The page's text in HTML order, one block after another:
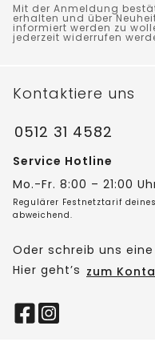
Mit der Anmeldung
erhalten und über
informiert werden zu
jederzeit widerrufen
Kontaktiere uns
0512 31 4582
Service Hotline
Mo.-Fr. 8:00 – 21:00
Regulärer Festnetztarif
abweichend.
Oder schreib uns
Hier geht’s zum